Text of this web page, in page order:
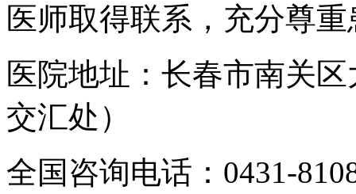
医师取得联系，充分尊
医院地址：长春市南关
交汇处）
全国咨询电话： 0431-